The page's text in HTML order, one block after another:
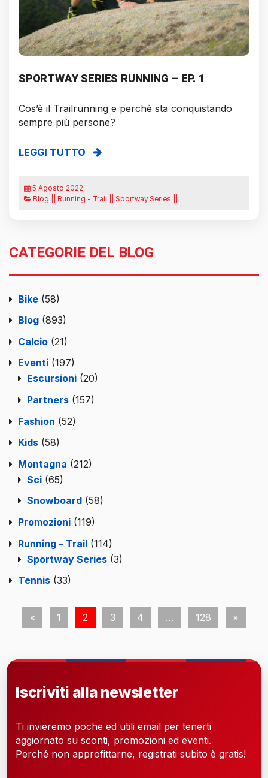
SPORTWAY SERIES RUNNING – EP. 1
Cos’è il Trailrunning e perchè sta conquistando
sempre più persone?
LEGGI TUTTO
5 Agosto 2022
Blog || Running - Trail || Sportway Series ||
CATEGORIE DEL BLOG
Bike (58)
Blog (893)
Calcio (21)
Eventi (197)
Escursioni (20)
Partners (157)
Fashion (52)
Kids (58)
Montagna (212)
Sci (65)
Snowboard (58)
Promozioni (119)
Running – Trail (114)
Sportway Series (3)
Tennis (33)
« 1 2 3 4 … 128 »
Iscriviti alla newsletter
Ti invieremo poche ed utili email per tenerti
aggiornato su sconti, promozioni ed eventi.
Perché non approfittarne, registrati subito è gratis!